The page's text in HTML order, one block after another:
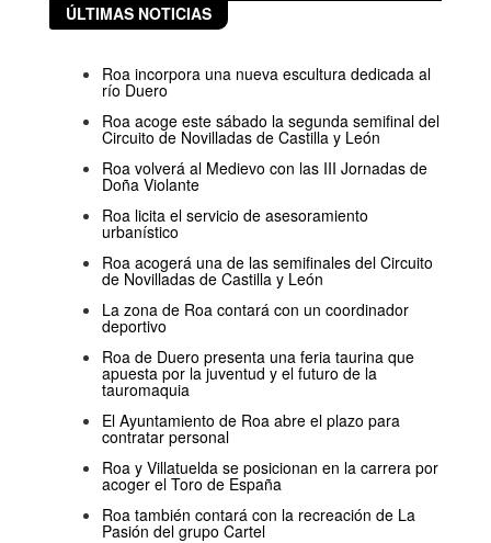
ÚLTIMAS NOTICIAS
Roa incorpora una nueva escultura dedicada al
río Duero
Roa acoge este sábado la segunda semifinal del
Circuito de Novilladas de Castilla y León
Roa volverá al Medievo con las III Jornadas de
Doña Violante
Roa licita el servicio de asesoramiento
urbanístico
Roa acogerá una de las semifinales del Circuito
de Novilladas de Castilla y León
La zona de Roa contará con un coordinador
deportivo
Roa de Duero presenta una feria taurina que
apuesta por la juventud y el futuro de la
tauromaquia
El Ayuntamiento de Roa abre el plazo para
contratar personal
Roa y Villatuelda se posicionan en la carrera por
acoger el Toro de España
Roa también contará con la recreación de La
Pasión del grupo Cartel